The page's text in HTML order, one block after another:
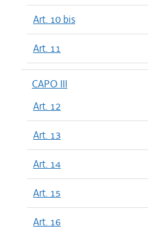
Art. 10 bis
Art. 11
CAPO III
Art. 12
Art. 13
Art. 14
Art. 15
Art. 16